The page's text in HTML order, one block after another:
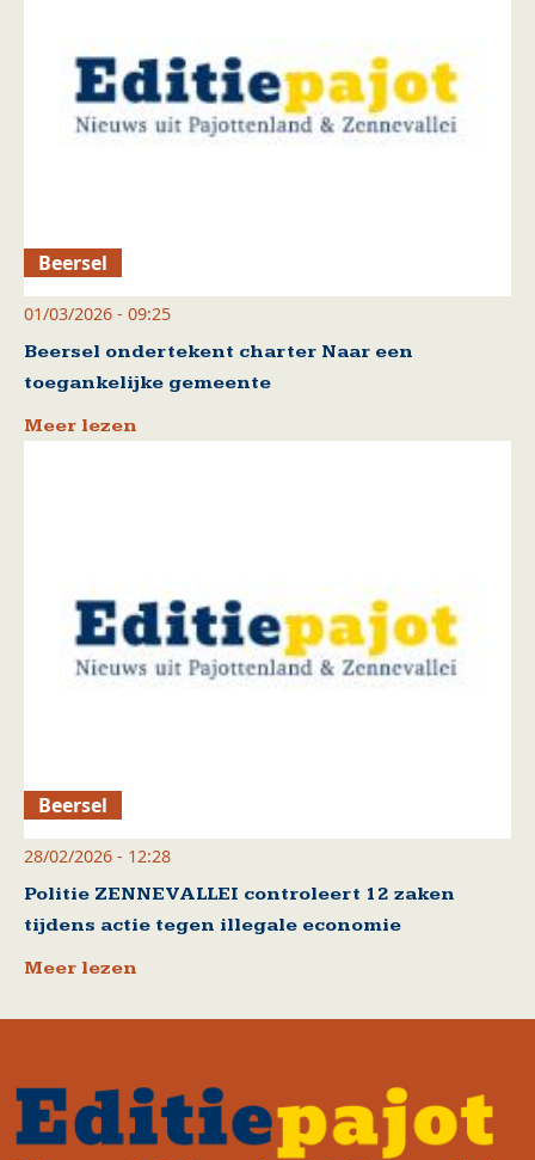
Beersel
01/03/2026 - 09:25
Beersel ondertekent charter Naar een
toegankelijke gemeente
Meer lezen
Beersel
28/02/2026 - 12:28
Politie ZENNEVALLEI controleert 12 zaken
tijdens actie tegen illegale economie
Meer lezen